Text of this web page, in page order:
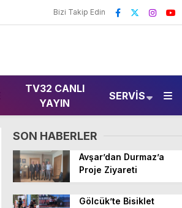
Bizi Takip Edin
TV32 CANLI
YAYIN
SERVIS
SON HABERLER
Avşar’dan Durmaz’a
Proje Ziyareti
Gölcük’te Bisiklet